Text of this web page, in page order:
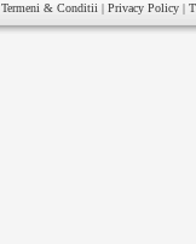
Termeni & Conditii | Privacy Policy |